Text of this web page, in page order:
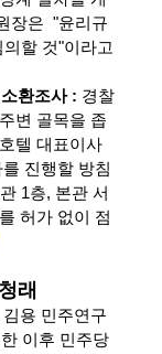
장은 "윤리규
할 것"이라고
환조사 : 경찰
변 골목을 좁
텔 대표이사
진행할 방침
1층, 본관 서
허가 없이 점
래
용 민주연구
이후 민주당